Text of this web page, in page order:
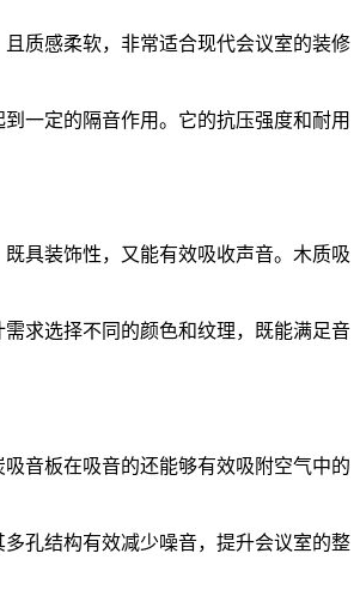
质感柔软，非常适合现代会议室的装修
一定的隔音作用。它的抗压强度和耐用
具装饰性，又能有效吸收声音。木质吸
求选择不同的颜色和纹理，既能满足音
音板在吸音的还能够有效吸附空气中的
孔结构有效减少噪音，提升会议室的整